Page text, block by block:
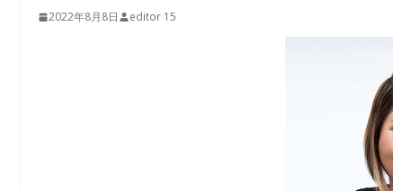
2022年8月8日 editor 15